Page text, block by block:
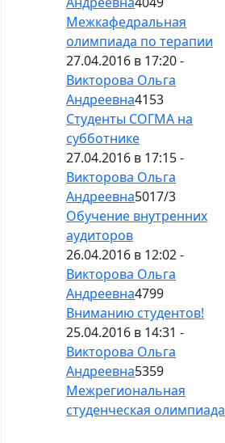
Межкафедральная
олимпиада по терапии
27.04.2016 в 17:20 -
Викторова Ольга
Андреевна4153
Студенты СОГМА на
субботнике
27.04.2016 в 17:15 -
Викторова Ольга
Андреевна5017/3
Обучение внутренних
аудиторов
26.04.2016 в 12:02 -
Викторова Ольга
Андреевна4799
Вниманию студентов!
25.04.2016 в 14:31 -
Викторова Ольга
Андреевна5359
Межрегиональная
студенческая олимпиада